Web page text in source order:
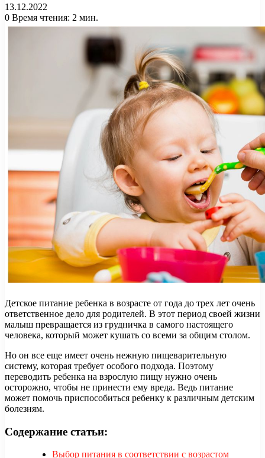
13.12.2022
0 Время чтения: 2 мин.
Детское питание ребенка в возрасте от года до трех лет очень
ответственное дело для родителей. В этот период своей жизни
малыш превращается из грудничка в самого настоящего
человека, который может кушать со всеми за общим столом.
Но он все еще имеет очень нежную пищеварительную
систему, которая требует особого подхода. Поэтому
переводить ребенка на взрослую пищу нужно очень
осторожно, чтобы не принести ему вреда. Ведь питание
может помочь приспособиться ребенку к различным детским
болезням.
Содержание статьи:
Выбор питания в соответствии с возрастом